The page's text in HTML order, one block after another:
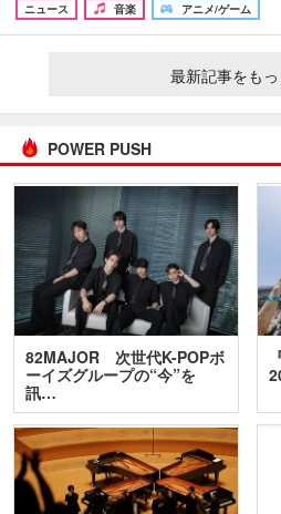
ニュース
音楽 アニメ/ゲーム
最新記事をも
POWER PUSH
82MAJOR 次世代K-POPボ
ーイズグループの“今”を
訊…